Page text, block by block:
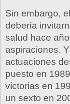
Sin embargo,
debería
salud hace
aspiraciones.
actuaciones
puesto en
victorias en
un sexto en